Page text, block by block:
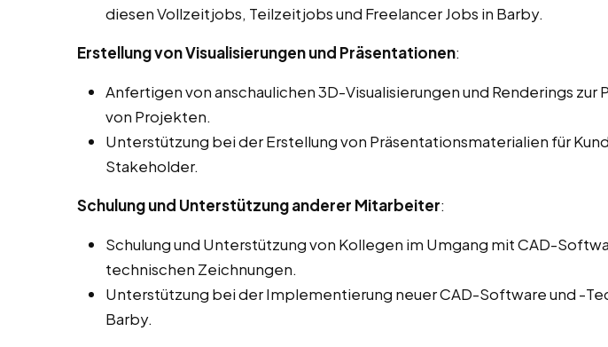
diesen Vollzeitjobs, Teilzeitjobs und Freelancer Jobs in Barby.
Erstellung von Visualisierungen und Präsentationen:
Anfertigen von anschaulichen 3D-Visualisierungen und Renderings zur
von Projekten.
Unterstützung bei der Erstellung von Präsentationsmaterialien für
Stakeholder.
Schulung und Unterstützung anderer Mitarbeiter:
Schulung und Unterstützung von Kollegen im Umgang mit CAD-
technischen Zeichnungen.
Unterstützung bei der Implementierung neuer CAD-Software und -
Barby.